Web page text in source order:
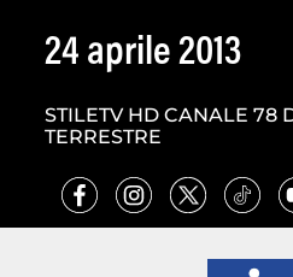
24 aprile 2013
STILETV HD CANALE 78
TERRESTRE